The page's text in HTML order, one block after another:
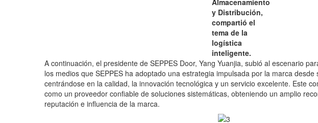
y Distribución,
compartió el
tema de la
logística
inteligente.
A continuación, el presidente de SEPPES Door, Yang Yuanjia, subió al escenario
los medios que SEPPES ha adoptado una estrategia impulsada por la marca
centrándose en la calidad, la innovación tecnológica y un servicio excelente. Este
como un proveedor confiable de soluciones sistemáticas, obteniendo un amplio
reputación e influencia de la marca.